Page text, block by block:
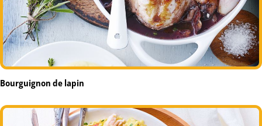
Bourguignon de lapin